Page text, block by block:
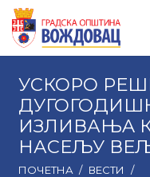
УСКОРО
ИЗЛИВАЊA
НАСЕЉУ
ПОЧЕТНА / ВЕСТИ
/